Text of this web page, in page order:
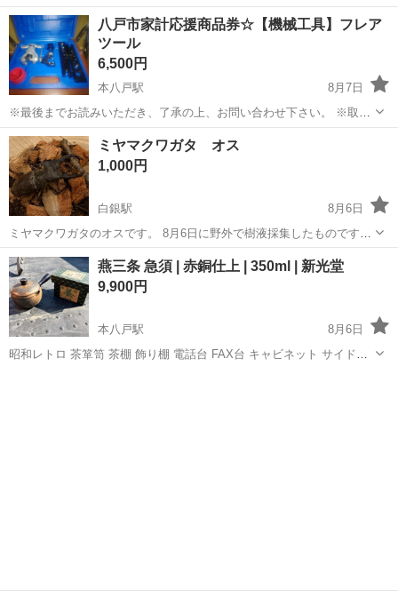
ート <募集職種> 美容師 <仕事内容> サロン内業務全般 希望や適性に
応じて、 店舗運営・スタッフ管理などの マネジメント業務にも携われ
ます <必要経験> ス...
アルバイト・パート
八戸市家計応援商品券☆【機械工具】フレア
ツール
6,500円
本八戸駅
8月7日
※最後までお読みいただき、了承の上、お問い合わせ下さい。 ※取引
予定になってからキャンセル・中止されたい方、ドタキャンや既読ス
ルーはお止め下さい。他にご希望されているお客様や当方にとって、
とても迷惑です。 最低限のマナー、...
青森 八戸市 本八戸駅 その他
ミヤマクワガタ オス
1,000円
白銀駅
8月6日
ミヤマクワガタのオスです。 8月6日に野外で樹液採集したものです。
価格は1匹の値段です。 サイズは62㎜から68㎜まであります。 68㎜は
2匹いるので計8匹います。 欲しいサイズをコメントください。 ノコギ
リクワガタ60±...
青森 八戸市 白銀駅 その他 ミヤマクワガタ
燕三条 急須 | 赤銅仕上 | 350ml | 新光堂
9,900円
本八戸駅
8月6日
昭和レトロ 茶箪笥 茶棚 飾り棚 電話台 FAX台 キャビネット サイドボ